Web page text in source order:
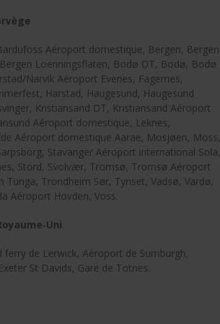
Aéroport domestique, Bergen, Bergen
Loenningsflaten, Bodø DT, Bodø, Bodø
Narvik Aéroport Evenes, Fagernes,
Harstad, Haugesund, Haugesund
Kristiansand DT, Kristiansand Aéroport
Aéroport domestique, Leknes,
Aéroport domestique Aarae, Mosjøen, Moss,
Stavanger Aéroport international Sola,
Stord, Svolvær, Tromsø, Tromsø Aéroport
Trondheim Sør, Tynset, Vadsø, Vardø,
Aéroport Hovden, Voss.
de Lerwick, Aéroport de Sumburgh,
St Davids, Gare de Totnes.